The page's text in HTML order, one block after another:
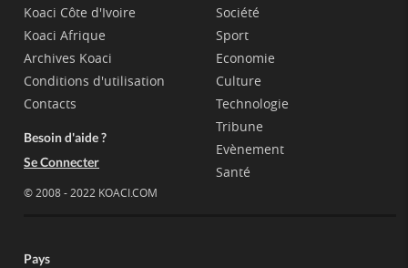
Koaci Côte d'Ivoire
Koaci Afrique
Archives Koaci
Conditions d'utilisation
Contacts
Besoin d'aide ?
Se Connecter
© 2008 - 2022 KOACI.COM
Société
Sport
Economie
Culture
Technologie
Tribune
Evènement
Santé
Pays